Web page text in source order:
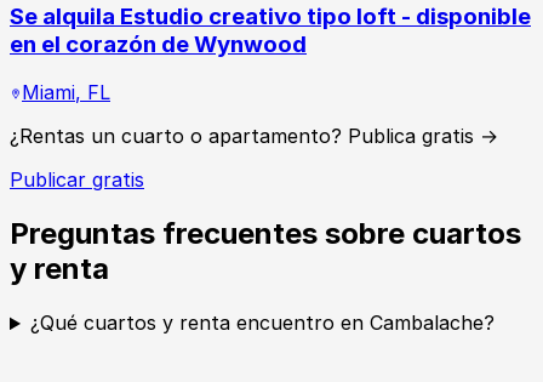
Se alquila Estudio creativo tipo loft - disponible
en el corazón de Wynwood
Miami, FL
¿Rentas un cuarto o apartamento? Publica gratis →
Publicar gratis
Preguntas frecuentes sobre cuartos
y renta
¿Qué cuartos y renta encuentro en Cambalache?